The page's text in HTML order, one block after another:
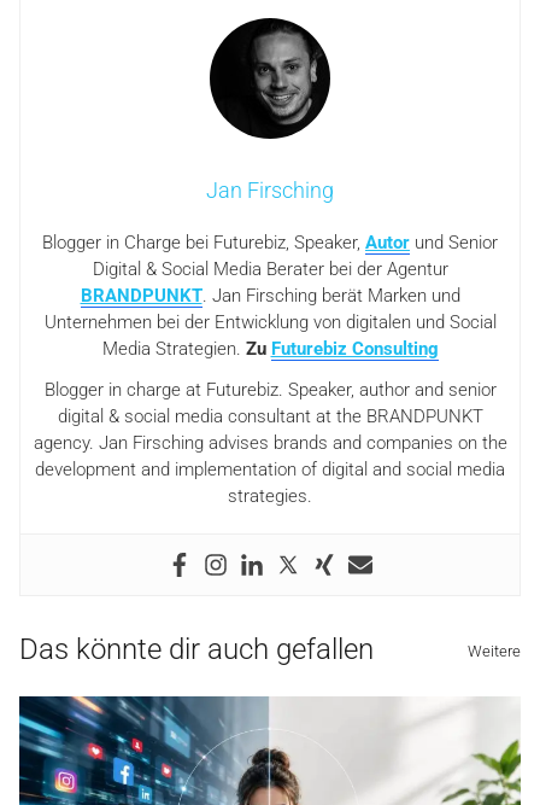
Jan Firsching
Blogger in Charge bei Futurebiz, Speaker, Autor und Senior
Digital & Social Media Berater bei der Agentur
BRANDPUNKT. Jan Firsching berät Marken und
Unternehmen bei der Entwicklung von digitalen und Social
Media Strategien. Zu Futurebiz Consulting
Blogger in charge at Futurebiz. Speaker, author and senior
digital & social media consultant at the BRANDPUNKT
agency. Jan Firsching advises brands and companies on the
development and implementation of digital and social media
strategies.
Das könnte dir auch gefallen Weitere